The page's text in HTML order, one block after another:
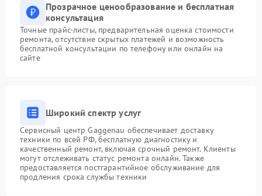
Прозрачное ценообразование и бесплатная
консультация
Точные прайс-листы, предварительная оценка стоимости
ремонта, отсутствие скрытых платежей и возможность
бесплатной консультации по телефону или онлайн на
сайте
Широкий спектр услуг
Сервисный центр Gaggenau обеспечивает доставку
техники по всей РФ, бесплатную диагностику и
качественный ремонт, включая срочный ремонт. Клиенты
могут отслеживать статус ремонта онлайн. Также
предоставляется постгарантийное обслуживание для
продления срока службы техники